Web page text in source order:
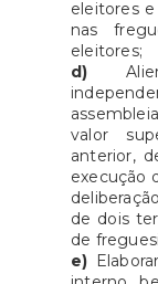
eleitores
nas
eleitores;
d)
valor
anterior,
execução
de dois
de
e)